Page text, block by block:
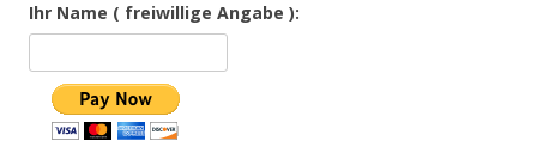
Ihr Name ( freiwillige Angabe ):